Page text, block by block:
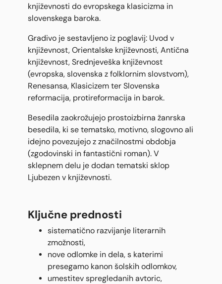
književnosti do evropskega klasicizma in
slovenskega baroka.
Gradivo je sestavljeno iz poglavij: Uvod v
književnost, Orientalske književnosti, Antična
književnost, Srednjeveška književnost
(evropska, slovenska z folklornim slovstvom),
Renesansa, Klasicizem ter Slovenska
reformacija, protireformacija in barok.
Besedila zaokrožujejo prostoizbirna žanrska
besedila, ki se tematsko, motivno, slogovno ali
idejno povezujejo z značilnostmi obdobja
(zgodovinski in fantastični roman). V
sklepnem delu je dodan tematski sklop
Ljubezen v književnosti.
Ključne prednosti
sistematično razvijanje literarnih
zmožnosti,
nove odlomke in dela, s katerimi
presegamo kanon šolskih odlomkov,
umestitev spregledanih avtoric,